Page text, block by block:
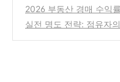
자금 조달의 기술
(0)
2026 부동산 경매 수익
지 않는 정밀 엑시트 시
실전 명도 전략: 점유자